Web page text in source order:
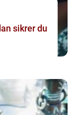
sikrer du